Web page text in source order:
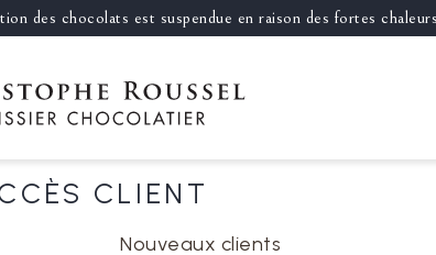
des chocolats est suspendue en raison des fortes
CLIENT
Nouveaux clients